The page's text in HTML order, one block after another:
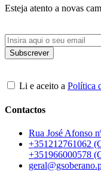
Esteja atento a novas
Li e aceito a Política
Contactos
Rua José Afonso
+351212761062
+351966000578